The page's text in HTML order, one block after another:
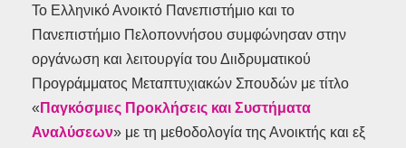
Το Ελληνικό Ανοικτό Πανεπιστήμιο και το
Πανεπιστήμιο Πελοποννήσου συμφώνησαν στην
οργάνωση και λειτουργία του Διιδρυματικού
Προγράμματος Μεταπτυχιακών Σπουδών με τίτλο
« Παγκόσμιες Προκλήσεις και Συστήματα
Αναλύσεων» με τη μεθοδολογία της Ανοικτής και εξ